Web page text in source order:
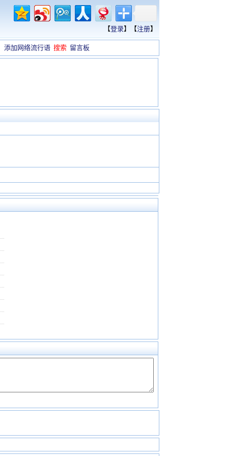
【登录】【注册】
添加网络流行语 搜索 留言板